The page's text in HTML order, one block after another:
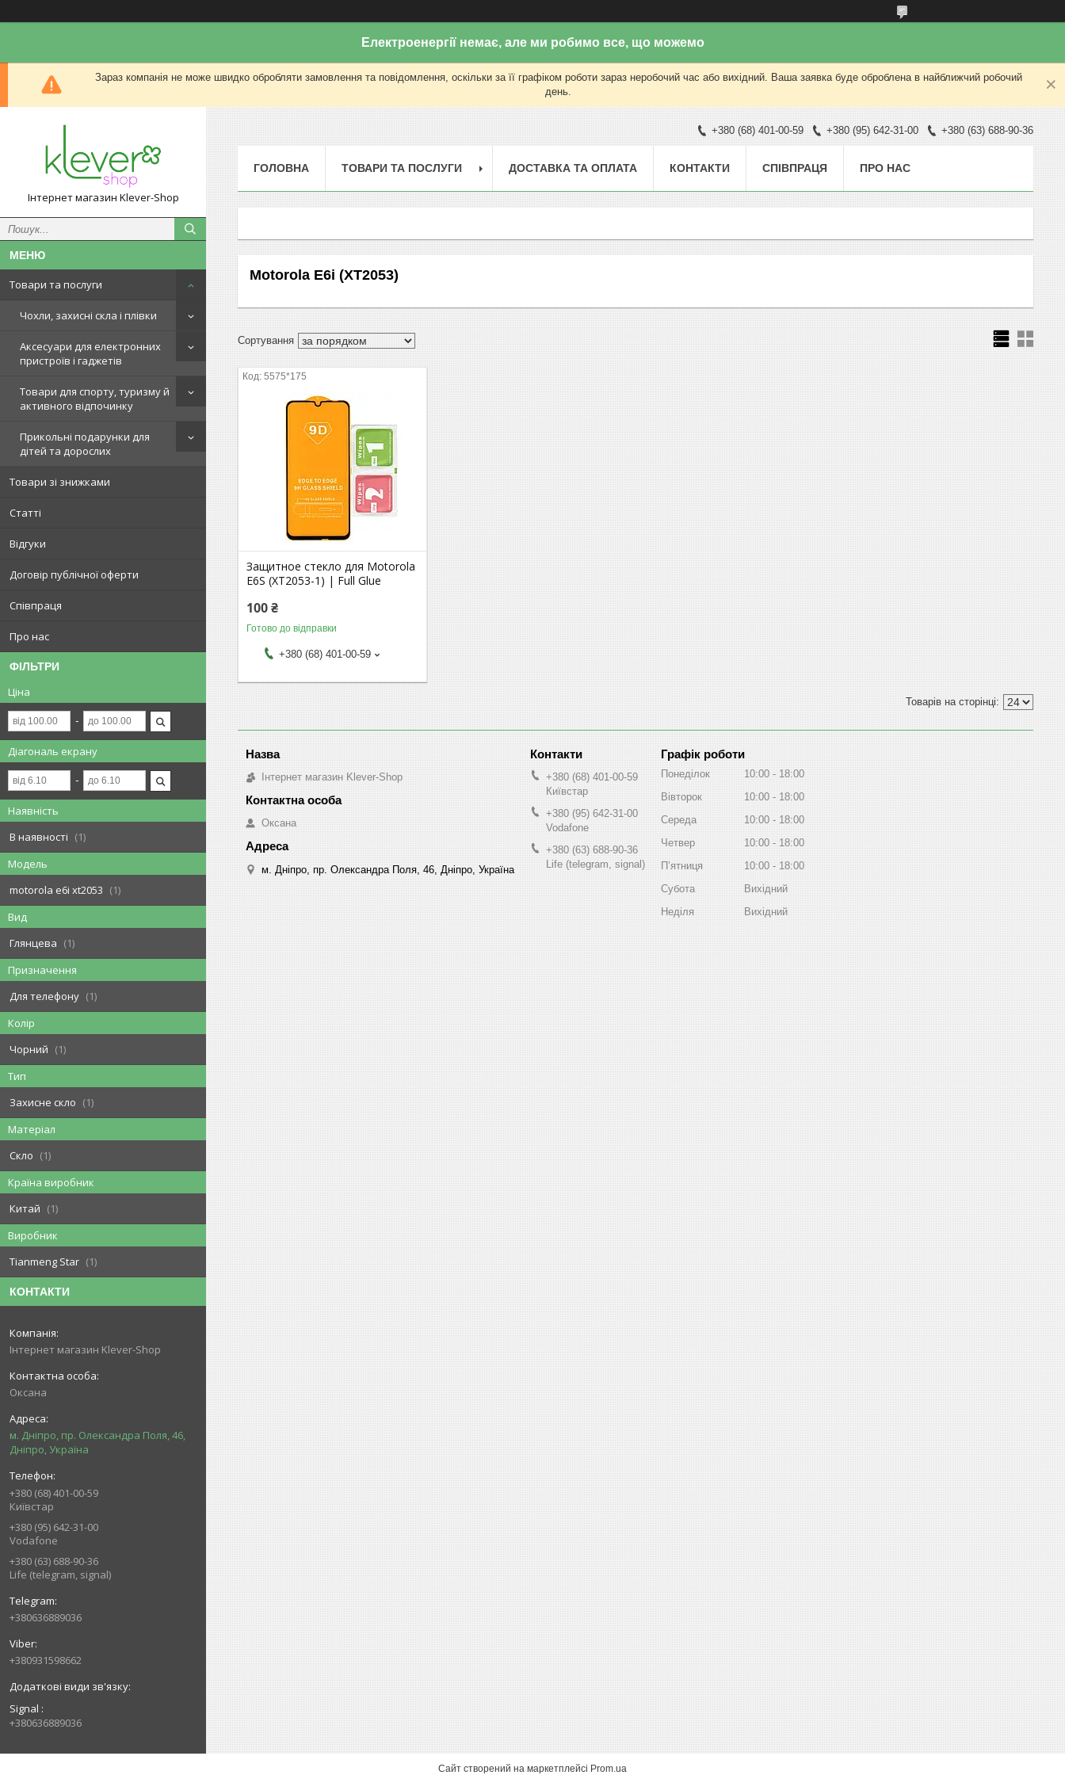
Електроенергії немає, але ми робимо все, що можемо
Зараз компанія не може швидко обробляти замовлення та повідомлення, оскільки за її графіком роботи зараз неробочий час або вихідний. Ваша заявка буде оброблена в найближчий робочий
день.
Інтернет магазин Klever-Shop
Товари та послуги
Чохли, захисні скла і плівки
Аксесуари для електронних
пристроїв і гаджетів
Товари для спорту, туризму й
активного відпочинку
Прикольні подарунки для
дітей та дорослих
Товари зі знижками
Статті
Відгуки
Договір публічної оферти
Співпраця
Про нас
ФІЛЬТРИ
Ціна
Діагональ екрану
Наявність
В наявності
1
Модель
motorola e6i xt2053
1
Вид
Глянцева
1
Призначення
Для телефону
1
Колір
Чорний
1
Тип
Захисне скло
1
Матеріал
Скло
1
Країна виробник
Китай
1
Виробник
Tianmeng Star
1
КОНТАКТИ
Інтернет магазин Klever-Shop
Оксана
м. Дніпро, пр. Олександра Поля, 46,
Дніпро, Україна
+380 (68) 401-00-59
Київстар
+380 (95) 642-31-00
Vodafone
+380 (63) 688-90-36
Life (telegram, signal)
+380636889036
+380931598662
Signal
+380636889036
+380 (68) 401-00-59 +380 (95) 642-31-00 +380 (63) 688-90-36
ГОЛОВНА ТОВАРИ ТА ПОСЛУГИ ДОСТАВКА ТА ОПЛАТА КОНТАКТИ СПІВПРАЦЯ ПРО НАС
Motorola E6i (XT2053)
5575*175
Защитное стекло для Motorola
E6S (XT2053-1) | Full Glue
100 ₴
Готово до відправки
+380 (68) 401-00-59
Інтернет магазин Klever-Shop
Оксана
м. Дніпро, пр. Олександра Поля, 46, Дніпро, Україна
+380 (68) 401-00-59
Київстар
+380 (95) 642-31-00
Vodafone
+380 (63) 688-90-36
Life (telegram, signal)
Графік роботи
Понеділок 10:00
18:00
Вівторок
10:00
18:00
Середа
10:00
18:00
Четвер
10:00
18:00
Пʼятниця
10:00
18:00
Субота
Вихідний
Неділя
Вихідний
Сайт створений на маркетплейсі Prom.ua